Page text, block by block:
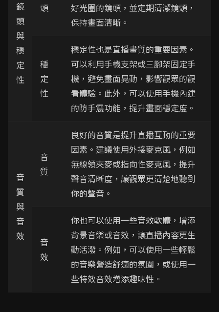
鏡
頭
與
穩
定
性
頭
好光圈的鏡頭，並定期清潔鏡頭，
保持畫面清晰。
穩
定
性
穩定性也是直播畫質的重要因素。
可以利用手機支架或三腳架固定手
機，避免畫面晃動，影響觀眾的觀
看體驗。此外，可以使用手機內建
的防手震功能，提升畫面穩定度。
音
質
與
音
效
音
質
良好的音質是提升直播互動的重要
因素。建議使用外接麥克風，例如
無線領夾麥或指向性麥克風，提升
聲音清晰度，讓觀眾更清楚地聽到
你的聲音。
音
效
你也可以使用一些音效軟體，增添
背景音樂或音效，讓直播內容更生
動活潑。例如，可以使用一些輕鬆
的音樂營造舒適的氛圍，或使用一
些特效音效增添趣味性。